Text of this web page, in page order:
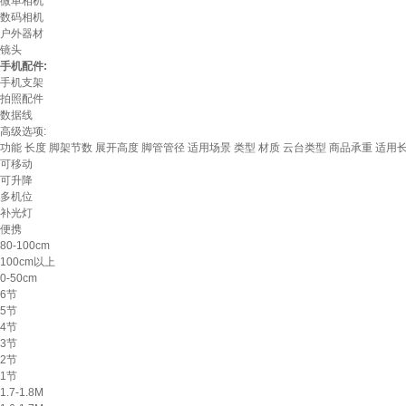
数码相机
户外器材
镜头
手机配件:
手机支架
拍照配件
数据线
高级选项:
功能 长度 脚架节数 展开高度 脚管管径 适用场景 类型 材质 云台类型 商品承重 适用
可移动
可升降
多机位
补光灯
便携
80-100cm
100cm以上
0-50cm
6节
5节
4节
3节
2节
1节
1.7-1.8M